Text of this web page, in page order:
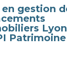
gestion
Patrimoine